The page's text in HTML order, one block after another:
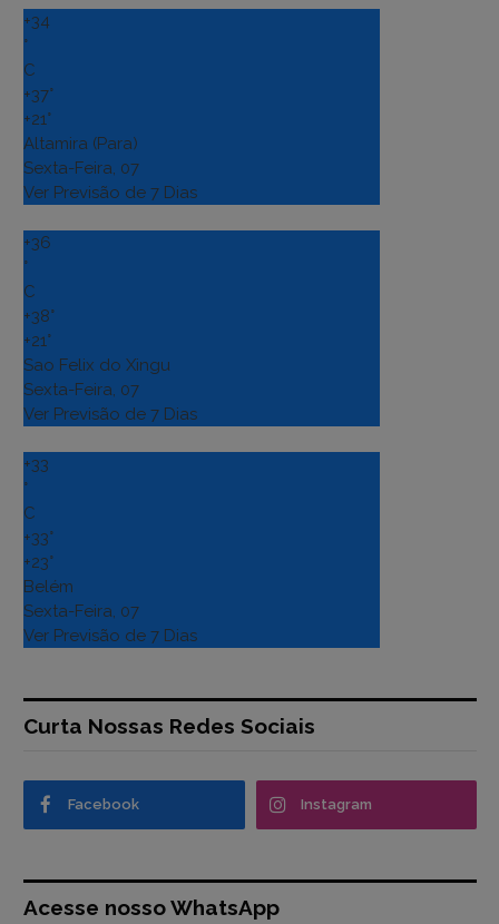
+34
°
C
+37°
+21°
Altamira (Para)
Sexta-Feira, 07
Ver Previsão de 7 Dias
+36
°
C
+38°
+21°
Sao Felix do Xingu
Sexta-Feira, 07
Ver Previsão de 7 Dias
+33
°
C
+33°
+23°
Belém
Sexta-Feira, 07
Ver Previsão de 7 Dias
Curta Nossas Redes Sociais
Facebook Instagram
Acesse nosso WhatsApp